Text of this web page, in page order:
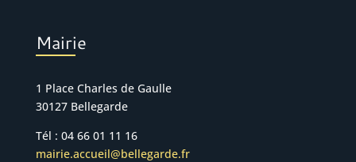
Mairie
1 Place Charles de Gaulle
30127 Bellegarde
Tél : 04 66 01 11 16
mairie.accueil@bellegarde.fr